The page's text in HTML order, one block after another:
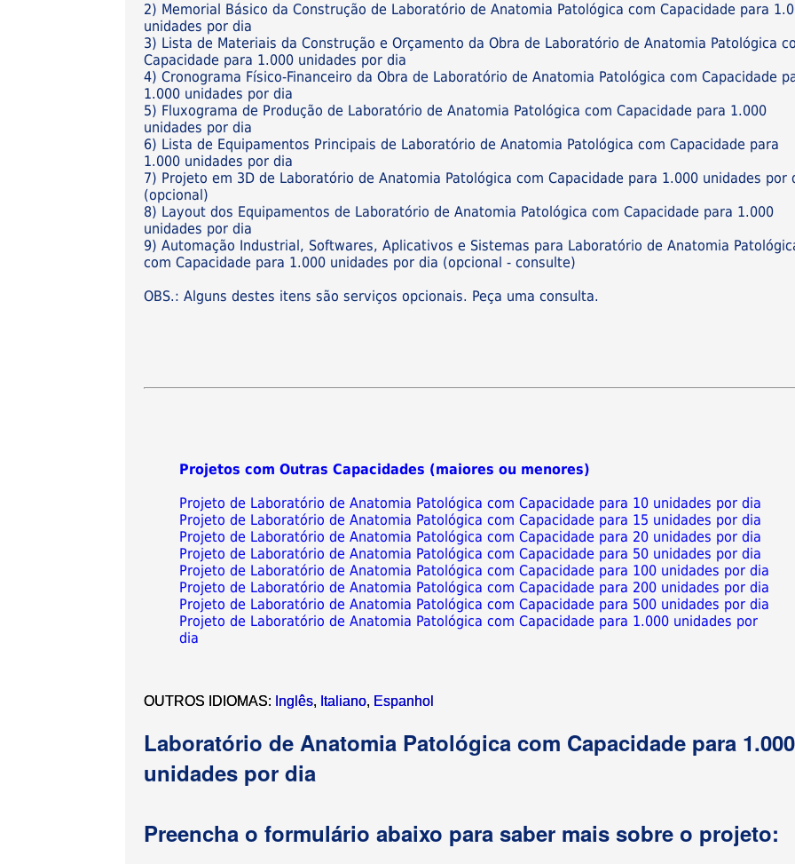
2) Memorial Básico da Construção de Laboratório de Anatomia Patológica com Capacidade para
unidades por dia
3) Lista de Materiais da Construção e Orçamento da Obra de Laboratório de Anatomia Patológica
Capacidade para 1.000 unidades por dia
4) Cronograma Físico-Financeiro da Obra de Laboratório de Anatomia Patológica com Capacidade
1.000 unidades por dia
5) Fluxograma de Produção de Laboratório de Anatomia Patológica com Capacidade para 1.000
unidades por dia
6) Lista de Equipamentos Principais de Laboratório de Anatomia Patológica com Capacidade para
1.000 unidades por dia
7) Projeto em 3D de Laboratório de Anatomia Patológica com Capacidade para 1.000 unidades por
(opcional)
8) Layout dos Equipamentos de Laboratório de Anatomia Patológica com Capacidade para 1.000
unidades por dia
9) Automação Industrial, Softwares, Aplicativos e Sistemas para Laboratório de Anatomia
com Capacidade para 1.000 unidades por dia (opcional - consulte)
OBS.: Alguns destes itens são serviços opcionais. Peça uma consulta.
Projetos com Outras Capacidades (maiores ou menores)
Projeto de Laboratório de Anatomia Patológica com Capacidade para 10 unidades por dia
Projeto de Laboratório de Anatomia Patológica com Capacidade para 15 unidades por dia
Projeto de Laboratório de Anatomia Patológica com Capacidade para 20 unidades por dia
Projeto de Laboratório de Anatomia Patológica com Capacidade para 50 unidades por dia
Projeto de Laboratório de Anatomia Patológica com Capacidade para 100 unidades por dia
Projeto de Laboratório de Anatomia Patológica com Capacidade para 200 unidades por dia
Projeto de Laboratório de Anatomia Patológica com Capacidade para 500 unidades por dia
Projeto de Laboratório de Anatomia Patológica com Capacidade para 1.000 unidades por
dia
OUTROS IDIOMAS: Inglês, Italiano, Espanhol
Laboratório de Anatomia Patológica com Capacidade para 1.000
unidades por dia
Preencha o formulário abaixo para saber mais sobre o projeto: